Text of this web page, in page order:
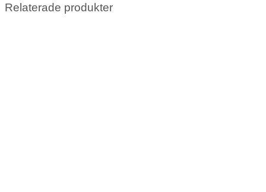
Relaterade produkter